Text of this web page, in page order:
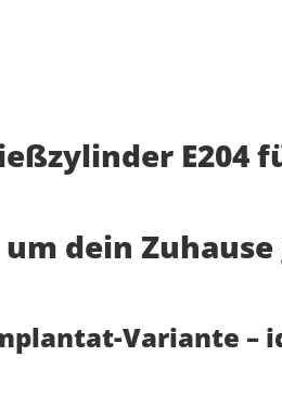
E204
dein
Variante –